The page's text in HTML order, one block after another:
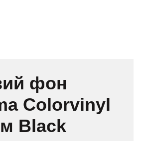
фон
Colorvinyl
Black